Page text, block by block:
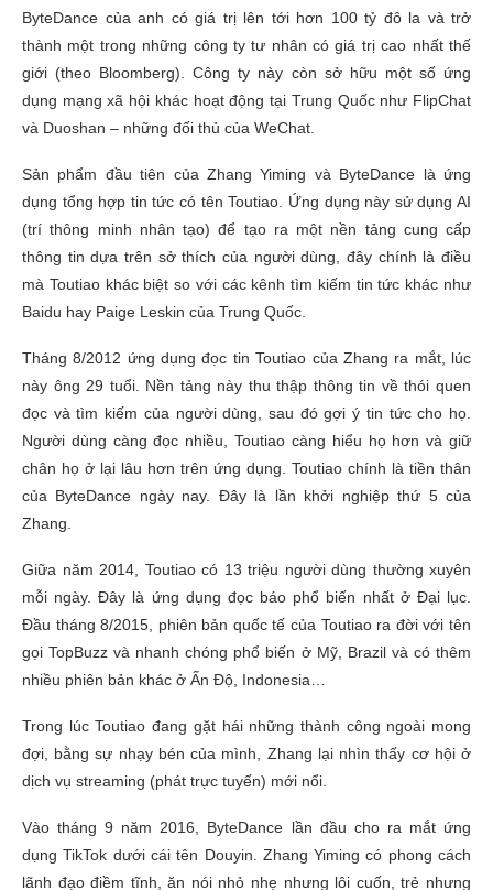
ByteDance của anh có giá trị lên tới hơn 100 tỷ đô la và trở
thành một trong những công ty tư nhân có giá trị cao nhất thế
giới (theo Bloomberg). Công ty này còn sở hữu một số ứng
dụng mạng xã hội khác hoạt động tại Trung Quốc như FlipChat
và Duoshan – những đối thủ của WeChat.
Sản phẩm đầu tiên của Zhang Yiming và ByteDance là ứng
dụng tổng hợp tin tức có tên Toutiao. Ứng dụng này sử dụng AI
(trí thông minh nhân tạo) để tạo ra một nền tảng cung cấp
thông tin dựa trên sở thích của người dùng, đây chính là điều
mà Toutiao khác biệt so với các kênh tìm kiếm tin tức khác như
Baidu hay Paige Leskin của Trung Quốc.
Tháng 8/2012 ứng dụng đọc tin Toutiao của Zhang ra mắt, lúc
này ông 29 tuổi. Nền tảng này thu thập thông tin về thói quen
đọc và tìm kiếm của người dùng, sau đó gợi ý tin tức cho họ.
Người dùng càng đọc nhiều, Toutiao càng hiểu họ hơn và giữ
chân họ ở lại lâu hơn trên ứng dụng. Toutiao chính là tiền thân
của ByteDance ngày nay. Đây là lần khởi nghiệp thứ 5 của
Zhang.
Giữa năm 2014, Toutiao có 13 triệu người dùng thường xuyên
mỗi ngày. Đây là ứng dụng đọc báo phổ biến nhất ở Đại lục.
Đầu tháng 8/2015, phiên bản quốc tế của Toutiao ra đời với tên
gọi TopBuzz và nhanh chóng phổ biến ở Mỹ, Brazil và có thêm
nhiều phiên bản khác ở Ấn Độ, Indonesia…
Trong lúc Toutiao đang gặt hái những thành công ngoài mong
đợi, bằng sự nhạy bén của mình, Zhang lại nhìn thấy cơ hội ở
dịch vụ streaming (phát trực tuyến) mới nổi.
Vào tháng 9 năm 2016, ByteDance lần đầu cho ra mắt ứng
dụng TikTok dưới cái tên Douyin. Zhang Yiming có phong cách
lãnh đạo điềm tĩnh, ăn nói nhỏ nhẹ nhưng lôi cuốn, trẻ nhưng